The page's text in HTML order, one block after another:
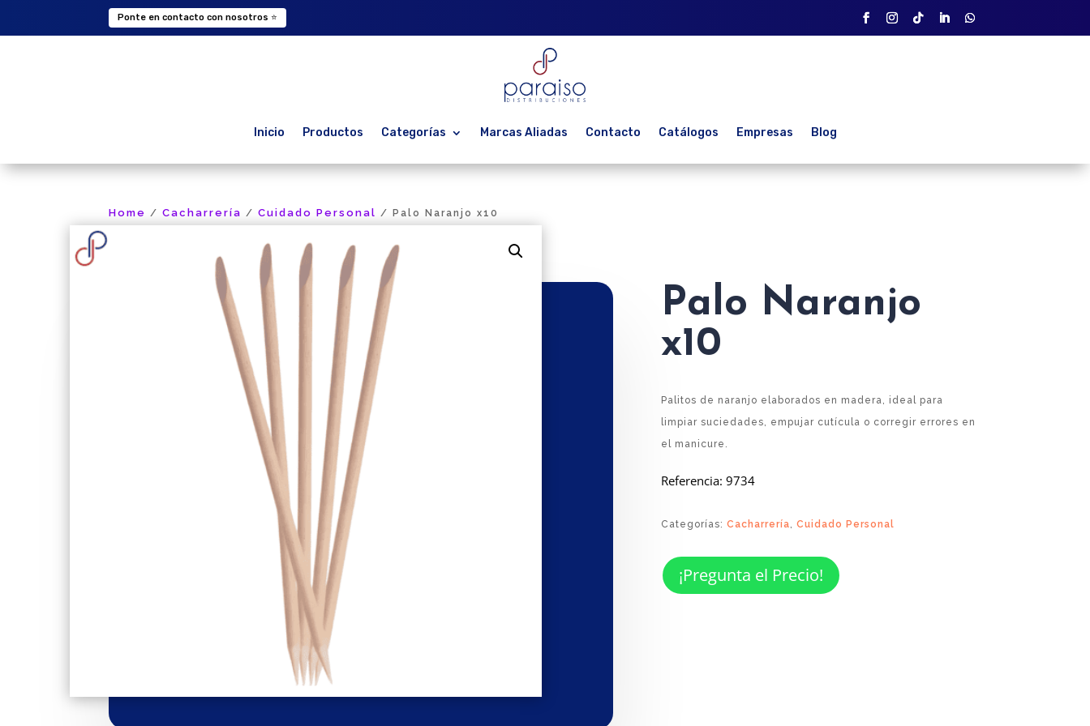
Ponte en contacto con nosotros ⭐
Inicio Productos Categorías Marcas Aliadas Contacto Catálogos Empresas Blog
Home /Cacharrería /Cuidado Personal / Palo Naranjo x10
Palo Naranjo
x10
Palitos de naranjo elaborados en madera, ideal para
limpiar suciedades, empujar cutícula o corregir errores en
el manicure.
Referencia: 9734
Categorías: Cacharrería, Cuidado Personal
¡Pregunta el Precio!